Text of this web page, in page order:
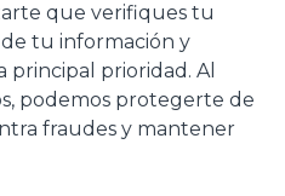
que verifiques tu
tu información y
principal prioridad. Al
podemos protegerte de
fraudes y mantener